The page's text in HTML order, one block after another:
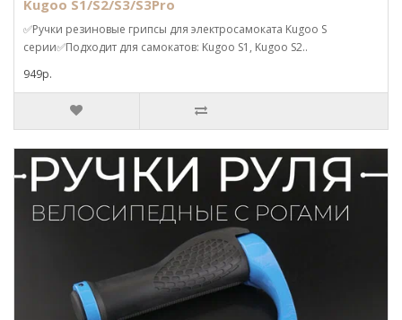
Kugoo S1/S2/S3/S3Pro
✅Ручки резиновые грипсы для электросамоката Kugoo S
серии✅Подходит для самокатов: Kugoo S1, Kugoo S2..
949р.